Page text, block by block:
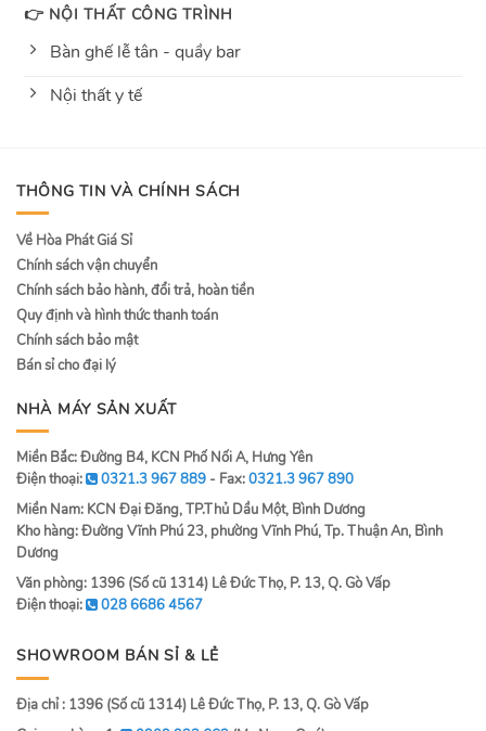
👉 NỘI THẤT CÔNG TRÌNH
Bàn ghế lễ tân - quầy bar
Nội thất y tế
THÔNG TIN VÀ CHÍNH SÁCH
Về Hòa Phát Giá Sỉ
Chính sách vận chuyển
Chính sách bảo hành, đổi trả, hoàn tiền
Quy định và hình thức thanh toán
Chính sách bảo mật
Bán sỉ cho đại lý
NHÀ MÁY SẢN XUẤT
Miền Bắc: Đường B4, KCN Phố Nối A, Hưng Yên
Điện thoại:
0321.3 967 889 - Fax:0321.3 967 890
Miền Nam: KCN Đại Đăng, TP.Thủ Dầu Một, Bình Dương
Kho hàng: Đường Vĩnh Phú 23, phường Vĩnh Phú, Tp. Thuận An, Bình
Dương
Văn phòng: 1396 (Số cũ 1314) Lê Đức Thọ, P. 13, Q. Gò Vấp
Điện thoại:
028 6686 4567
SHOWROOM BÁN SỈ & LẺ
Địa chỉ : 1396 (Số cũ 1314) Lê Đức Thọ, P. 13, Q. Gò Vấp